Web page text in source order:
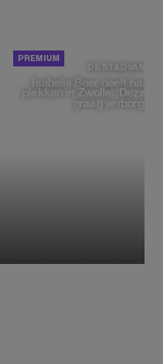
DE STAD VAN
Isabelle Boer deelt haar
plekken in Zwolle: 'Deze
graag verborgen'